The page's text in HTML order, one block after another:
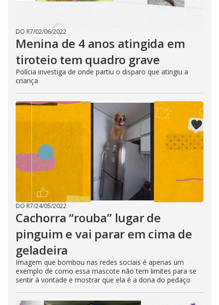
DO R7/02/06/2022
Menina de 4 anos atingida em
tiroteio tem quadro grave
Polícia investiga de onde partiu o disparo que atingiu a
criança
DO R7/24/05/2022
Cachorra “rouba” lugar de
pinguim e vai parar em cima de
geladeira
Imagem que bombou nas redes sociais é apenas um
exemplo de como essa mascote não tem limites para se
sentir à vontade e mostrar que ela é a dona do pedaço